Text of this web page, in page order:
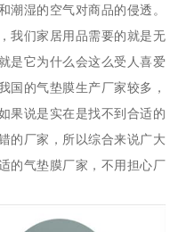
潮湿的空气对商品的侵透。
我们家居用品需要的就是无
是它为什么会这么受人喜爱
国的气垫膜生产厂家较多，
果说是实在是找不到合适的
的厂家，所以综合来说广大
的气垫膜厂家，不用担心厂